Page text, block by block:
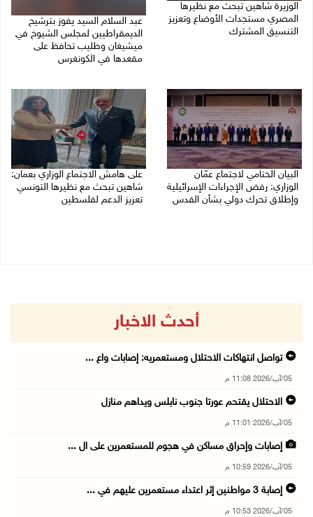
الوزيرة شاهين تبحث مع نظيرها
المصري مستجدات الأوضاع وتعزيز
التنسيق المشترك
عبد السلام السيد يفوز بترشيح
الديمقراطيين لمجلس الشيوخ في
ميشيغان وطليب تحافظ على
مقعدها في الكونغرس
البيان الختامي لاجتماع عمّان
الوزاري: رفض الإجراءات الإسرائيلية
وإطلاق تحرك دولي بشأن القدس
على هامش الاجتماع الوزاري بعمان:
شاهين تبحث مع نظيرها التونسي
تعزيز الدعم لفلسطين
أحدث الاخبار
تواصل انتهاكات الاحتلال ومستعمريه: إصابات واع ...
05/آب/2026 11:08 م
الاحتلال يقتحم عورتا جنوب نابلس ويداهم منازل
05/آب/2026 11:01 م
إصابات وإحراق مساكن في هجوم للمستعمرين على ال ...
05/آب/2026 10:59 م
إصابة 3 مواطنين إثر اعتداء مستعمرين عليهم في ...
05/آب/2026 10:53 م